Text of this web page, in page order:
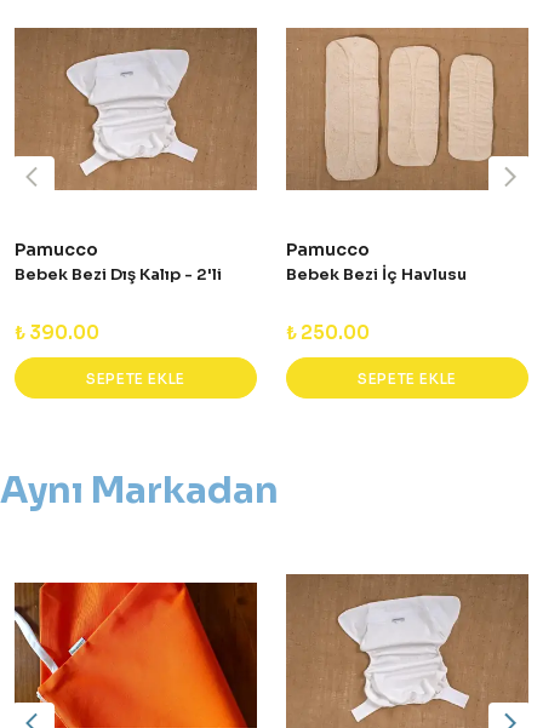
Pamucco
Bebek Bezi Dış Kalıp - 2'li
₺ 390.00
SEPETE EKLE
Pamucco
Bebek Bezi İç Havlusu
₺ 250.00
SEPETE EKLE
Aynı Markadan